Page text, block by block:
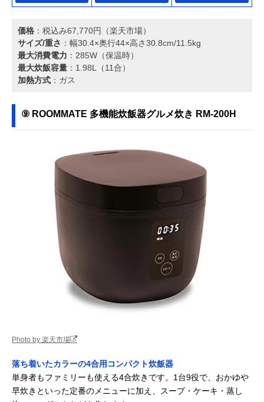
価格 ：税込み67,770円（楽天市場）
サイズ/重さ ：幅30.4×奥行44×高さ30.8cm/11.5kg
最大消費電力 ：285W（保温時）
最大炊飯容量 ：1.98L（11合）
加熱方式 ：ガス
⑨ ROOMMATE 多機能炊飯器グルメ炊き RM-200H
Photo by 楽天市場
落ち着いたカラーの4合用コンパクト炊飯器
単身者もファミリーも使える4合炊きです。1台9役で、おかゆや
早炊きといった定番のメニューに加え、スープ・ケーキ・蒸し